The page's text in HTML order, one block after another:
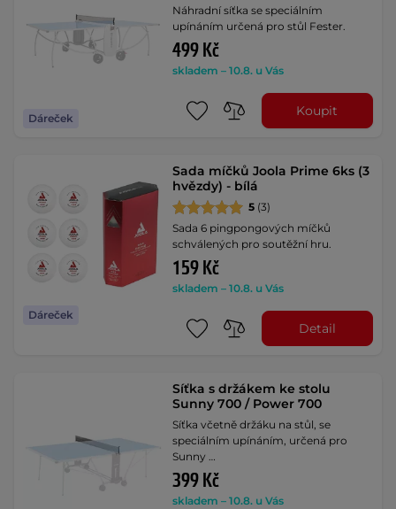
Dáreček
Náhradní síťka se speciálním
upínáním určená pro stůl Fester.
499 Kč
skladem – 10.8. u Vás
Koupit
Dáreček
Sada míčků Joola Prime 6ks (3
hvězdy) - bílá
5 (3)
Sada 6 pingpongových míčků
schválených pro soutěžní hru.
159 Kč
skladem – 10.8. u Vás
Detail
Síťka s držákem ke stolu
Sunny 700 / Power 700
Síťka včetně držáku na stůl, se
speciálním upínáním, určená pro
Sunny …
399 Kč
skladem – 10.8. u Vás